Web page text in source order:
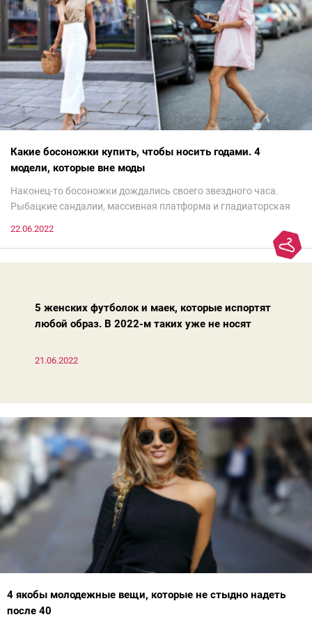
Какие босоножки купить, чтобы носить годами. 4
модели, которые вне моды
Наконец-то босоножки дождались своего звездного часа.
Рыбацкие сандалии, массивная платформа и гладиаторская
модно, совсем не обязательно бежать за ними в магазин.
Достаточно лишь провести ревизию прошлогодних покупок.
22.06.2022
5 женских футболок и маек, которые испортят
любой образ. В 2022-м таких уже не носят
21.06.2022
4 якобы молодежные вещи, которые не стыдно надеть
после 40